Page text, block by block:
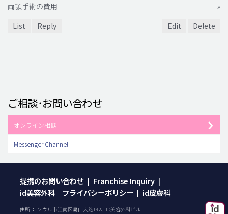
両顎手術の費用
»
List
Reply Edit Delete
ご相談･お問い合わせ
オンライン相談
Messenger Channel
提携のお問い合わせ | Franchise Inquiry |
id美容外科 プライバシーポリシー | id皮膚科
住所 ： ソウル市江南区島山大路142、ID美容外科ビル